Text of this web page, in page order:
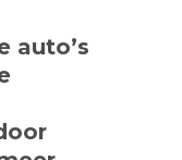
auto’s